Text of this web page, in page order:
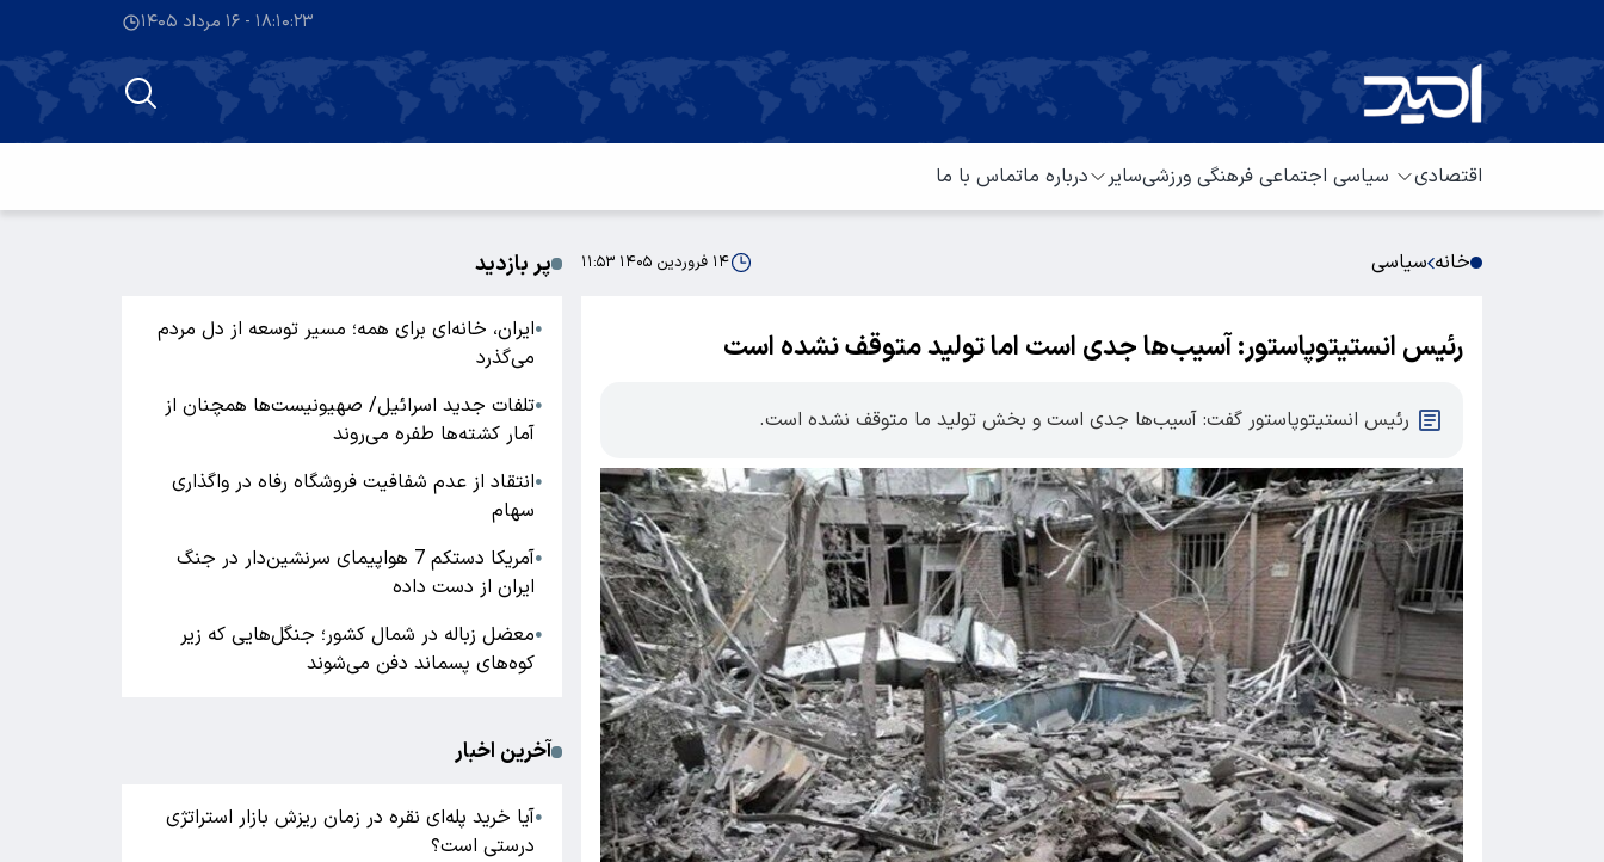
۱۸:۱۰:۲۳ - ۱۶ مرداد ۱۴۰۵
اقتصادی سیاسی اجتماعی فرهنگی ورزشیسایر درباره ماتماس با ما
خانه سیاسی ۱۴ فروردین ۱۴۰۵ ۱۱:۵۳
رئیس انستیتوپاستور: آسیب‌ها جدی است اما تولید متوقف نشده است
رئیس انستیتوپاستور گفت: آسیب‌ها جدی است و بخش تولید ما متوقف نشده است.
پر بازدید
●ایران، خانه‌ای برای همه؛ مسیر توسعه از دل مردم
می‌گذرد
●تلفات جدید اسرائیل/ صهیونیست‌ها همچنان از
آمار کشته‌ها طفره می‌روند
●انتقاد از عدم شفافیت فروشگاه رفاه در واگذاری
سهام
●
آمریکا دستکم 7 هواپیمای سرنشین‌دار در جنگ
ایران از دست داده
●معضل زباله در شمال کشور؛ جنگل‌هایی که زیر
کوه‌های پسماند دفن می‌شوند
آخرین اخبار
●آیا خرید پله‌ای نقره در زمان ریزش بازار استراتژی
درستی است؟